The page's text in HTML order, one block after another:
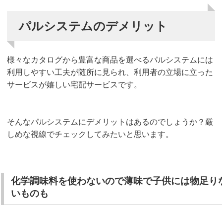
パルシステムのデメリット
様々なカタログから豊富な商品を選べるパルシステムには
利用しやすい工夫が随所に見られ、利用者の立場に立った
サービスが嬉しい宅配サービスです。
そんなパルシステムにデメリットはあるのでしょうか？厳
しめな視線でチェックしてみたいと思います。
化学調味料を使わないので薄味で子供には物足り
いものも